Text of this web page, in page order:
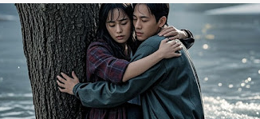
CUỘC SỐNG GIA ĐÌNH